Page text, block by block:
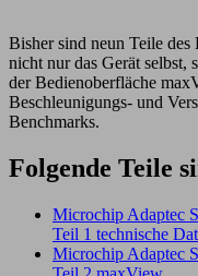
Bisher sind neun Teile
nicht nur das Gerät selbst,
der Bedienoberfläche
Beschleunigungs- und
Benchmarks.
Folgende Teile
Microchip Adaptec
Teil 1 technische
Microchip Adaptec